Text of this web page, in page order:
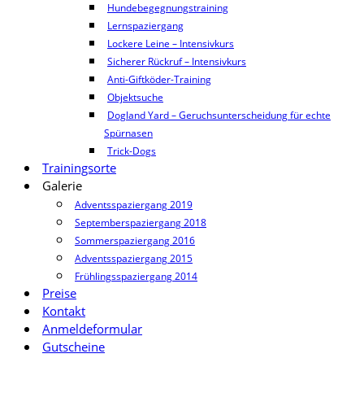
Hundebegegnungstraining
Lernspaziergang
Lockere Leine – Intensivkurs
Sicherer Rückruf – Intensivkurs
Anti-Giftköder-Training
Objektsuche
Dogland Yard – Geruchsunterscheidung für echte
Spürnasen
Trick-Dogs
Trainingsorte
Galerie
Adventsspaziergang 2019
Septemberspaziergang 2018
Sommerspaziergang 2016
Adventsspaziergang 2015
Frühlingsspaziergang 2014
Preise
Kontakt
Anmeldeformular
Gutscheine